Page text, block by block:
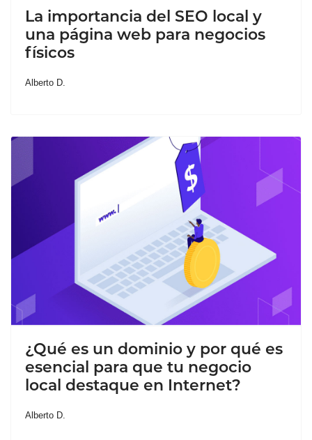
La importancia del SEO local y
una página web para negocios
físicos
Alberto D.
¿Qué es un dominio y por qué es
esencial para que tu negocio
local destaque en Internet?
Alberto D.